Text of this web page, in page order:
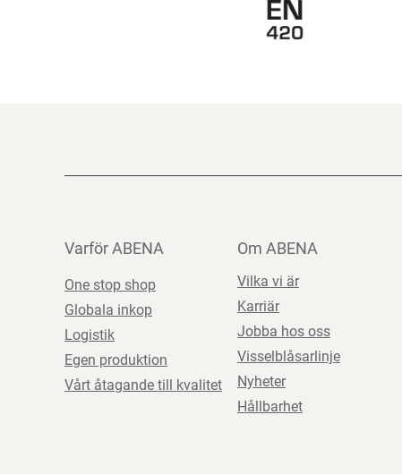
Varför ABENA
One stop shop
Globala inkop
Logistik
Egen produktion
Vårt åtagande till kvalitet
Om ABENA
Vilka vi är
Karriär
Jobba hos oss
Visselblåsarlinje
Nyheter
Hållbarhet